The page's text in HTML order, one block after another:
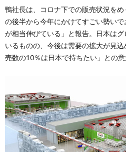
鴨社長は、コロナ下での販売状況を
の後半から今年にかけてすごい勢い
が相当伸びている」と報告。日本は
いるものの、今後は需要の拡大が見
売数の10％は日本で持ちたい」との意